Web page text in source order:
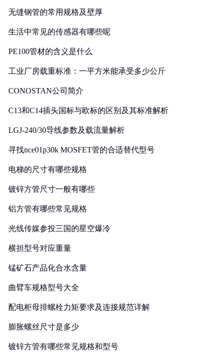
无缝钢管的常用规格及壁厚
生活中常见的传感器有哪些呢
PE100管材的含义是什么
工业厂房载重标准：一平方米能承受多少公斤
CONOSTAN公司简介
C13和C14插头国标与欧标的区别及其标准解析
LGJ-240/30导线参数及载流量解析
寻找nce01p30k MOSFET管的合适替代型号
电梯的尺寸有哪些规格
镀锌方管尺寸一般有哪些
铝方管有哪些常见规格
光线传媒参投三国的星空爆冷
横担型号对应重量
锰矿石产品化合水含量
曲臂车规格型号大全
配电柜母排螺栓力矩要求及连接规范详解
膨胀螺丝尺寸是多少
镀锌方管有哪些常见规格和型号